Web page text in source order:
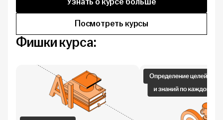
Посмотреть курсы
Фишки курса: